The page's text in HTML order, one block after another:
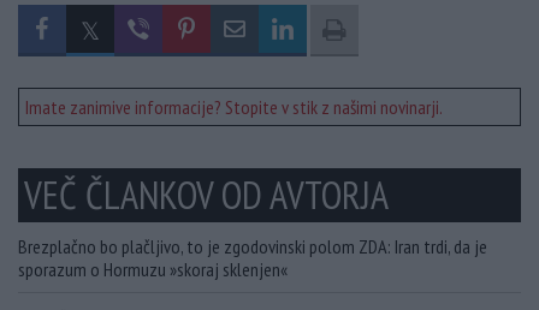
Imate zanimive informacije? Stopite v stik z našimi novinarji.
VEČ ČLANKOV OD AVTORJA
Brezplačno bo plačljivo, to je zgodovinski polom ZDA: Iran trdi, da je
sporazum o Hormuzu »skoraj sklenjen«